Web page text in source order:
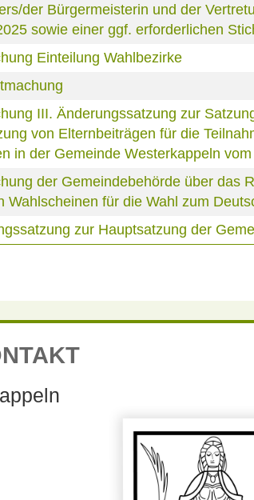
der Bürgermeisterin und der
sowie einer ggf. erforderlichen
Einteilung Wahlbezirke
III. Änderungssatzung zur
von Elternbeiträgen für die
in der Gemeinde Westerkappeln
der Gemeindebehörde über das
Wahlscheinen für die Wahl zum
zur Hauptsatzung der